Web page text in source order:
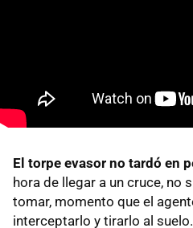
El torpe evasor no tardó en
hora de llegar a un cruce, no
tomar, momento que el
interceptarlo y tirarlo al